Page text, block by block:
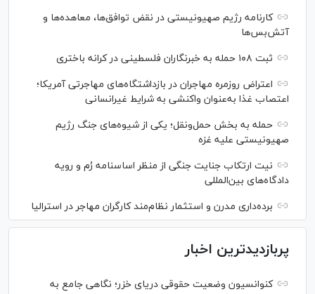
کارنامه رژیم صهیونیستی در نقض توافق‌ها، معاهده‌ها و
آتش‌بس‌ها
ثبت ۱۰۸ حمله به خبرنگاران فلسطینی در کرانه باختری
اعتراض‌ روزمره مهاجران در بازداشتگاه‌های مهاجرتی آمریکا؛
اعتصاب غذا به‌عنوان واکنشی به شرایط غیرانسانی
حمله به بخش حمل‌ونقل؛ یکی از شیوه‌های جنگ رژیم
صهیونیستی علیه غزه
نیت ارتکاب جنایت جنگی از منظر اساسنامه رُم و رویه
دادگاه‌های بین‌المللی
برده‌داری مدرن و استثمار نظام‌مند کارگران مهاجر در استرالیا
پربازدیدترین اخبار
کنوانسیون وضعیت حقوقی دریای خزر؛ نگاهی جامع به